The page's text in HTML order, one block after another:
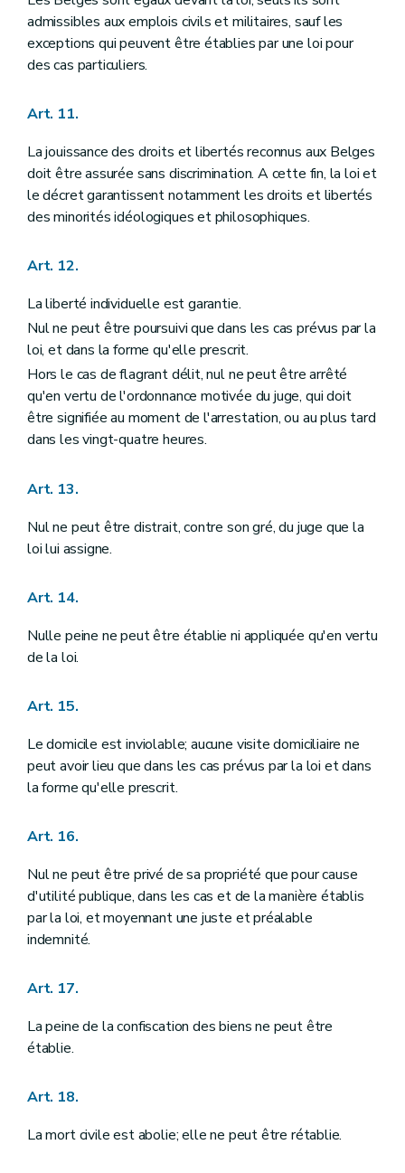
Art. 141
Section II De la Cour d'arbitrage
Art. 142
Section III
Art. 144
Art. 146
Art. 147
Art. 148
Art. 149
Art. 150
Art. 153
Art. 155
Art. 156
Art. 157
Art. 158
Art. 159
Chapitre VII DU CONSEIL D'ETAT ET DES JURIDICTIONS ADMINISTRATIVES
Art. 160
Art. 161
Chapitre VIII DES INSTITUTIONS PROVINCIALES ET COMMUNALES
Art. 164
Art. 166
Titre IV DES INSTITUTIONS INTERNATIONALES
Art. 169
Art. 170
Art. 171
Art. 172
Art. 174
Art. 176
Art. 177
Art. 178
Art. 179
Titre VI
Art. 183
Art. 184
Art. 185
Art. 186
Titre VII
Art. 189
Art. 191
Art. 192
Titre VIII
Art. 196
admissibles aux emplois civils et militaires, sauf les
exceptions qui peuvent être établies par une loi pour
des cas particuliers.
Art. 11.
La jouissance des droits et libertés reconnus aux Belges
doit être assurée sans discrimination. A cette fin, la loi et
le décret garantissent notamment les droits et libertés
des minorités idéologiques et philosophiques.
Art. 12.
La liberté individuelle est garantie.
Nul ne peut être poursuivi que dans les cas prévus par la
loi, et dans la forme qu'elle prescrit.
Hors le cas de flagrant délit, nul ne peut être arrêté
qu'en vertu de l'ordonnance motivée du juge, qui doit
être signifiée au moment de l'arrestation, ou au plus tard
dans les vingt-quatre heures.
Art. 13.
Nul ne peut être distrait, contre son gré, du juge que la
loi lui assigne.
Art. 14.
Nulle peine ne peut être établie ni appliquée qu'en vertu
de la loi.
Art. 15.
Le domicile est inviolable; aucune visite domiciliaire ne
peut avoir lieu que dans les cas prévus par la loi et dans
la forme qu'elle prescrit.
Art. 16.
Nul ne peut être privé de sa propriété que pour cause
d'utilité publique, dans les cas et de la manière établis
par la loi, et moyennant une juste et préalable
indemnité.
Art. 17.
La peine de la confiscation des biens ne peut être
établie.
Art. 18.
La mort civile est abolie; elle ne peut être rétablie.